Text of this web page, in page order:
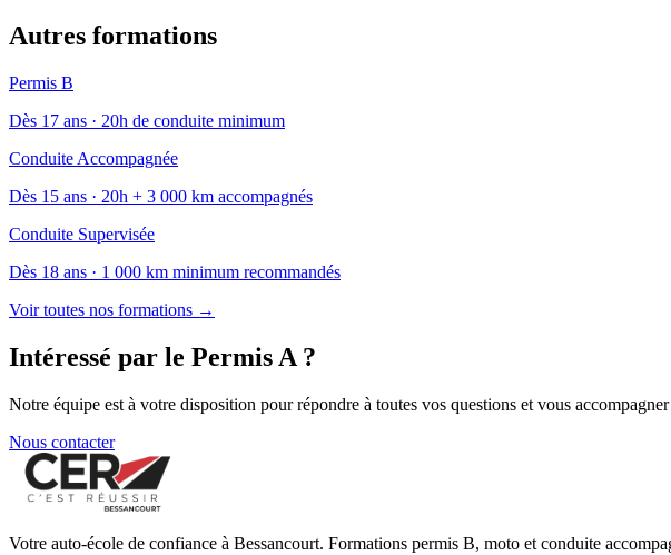
Autres formations
Permis B
Dès 17 ans · 20h de conduite minimum
Conduite Accompagnée
Dès 15 ans · 20h + 3 000 km accompagnés
Conduite Supervisée
Dès 18 ans · 1 000 km minimum recommandés
Voir toutes nos formations →
Intéressé par le Permis A ?
Notre équipe est à votre disposition pour répondre à toutes vos questions et vous
Nous contacter
Votre auto-école de confiance à Bessancourt. Formations permis B, moto et conduite